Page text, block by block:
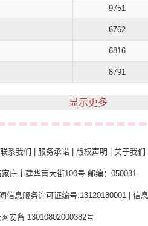
9751
6762
6816
8791
显示更多
联系我们 服务承诺| 版权声明 关于我们
庄市建华南大街100号 邮编：050031
信息服务许可证编号:13120180001 信
安备 13010802000382号